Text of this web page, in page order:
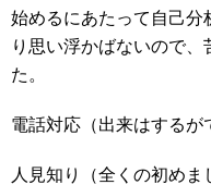
始めるにあたって自己分
り思い浮かばないので
た。
電話対応（出来はするが
人見知り（全くの初め